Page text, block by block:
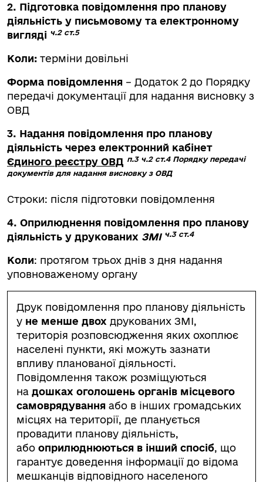
2. Підготовка повідомлення про планову
діяльність у письмовому та електронному
вигляді ч.2 ст.5
Коли: терміни довільні
Форма повідомлення – Додаток 2 до Порядку
передачі документації для надання висновку з
ОВД
3. Надання повідомлення про планову
діяльність через електронний кабінет
Єдиного реєстру ОВД п.3 ч.2 ст.4 Порядку передачі
документів для надання висновку з ОВД
Строки: після підготовки повідомлення
4. Оприлюднення повідомлення про планову
діяльність у друкованих ЗМІ ч.3 ст.4
Коли: протягом трьох днів з дня надання
уповноваженому органу
Друк повідомлення про планову діяльність
у не менше двох друкованих ЗМІ,
територія розповсюдження яких охоплює
населені пункти, які можуть зазнати
впливу планованої діяльності.
Повідомлення також розміщуються
на дошках оголошень органів місцевого
самоврядування або в інших громадських
місцях на території, де планується
провадити планову діяльність,
або оприлюднюються в інший спосіб, що
гарантує доведення інформації до відома
мешканців відповідного населеного